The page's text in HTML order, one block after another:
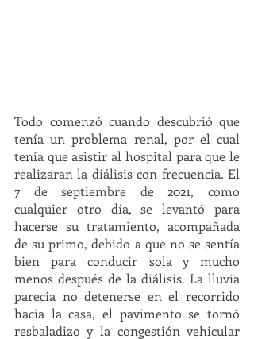
Todo comenzó cuando descubrió que
tenía un problema renal, por el cual
tenía que asistir al hospital para que le
realizaran la diálisis con frecuencia. El
7 de septiembre de 2021, como
cualquier otro día, se levantó para
hacerse su tratamiento, acompañada
de su primo, debido a que no se sentía
bien para conducir sola y mucho
menos después de la diálisis. La lluvia
parecía no detenerse en el recorrido
hacia la casa, el pavimento se tornó
resbaladizo y la congestión vehicular